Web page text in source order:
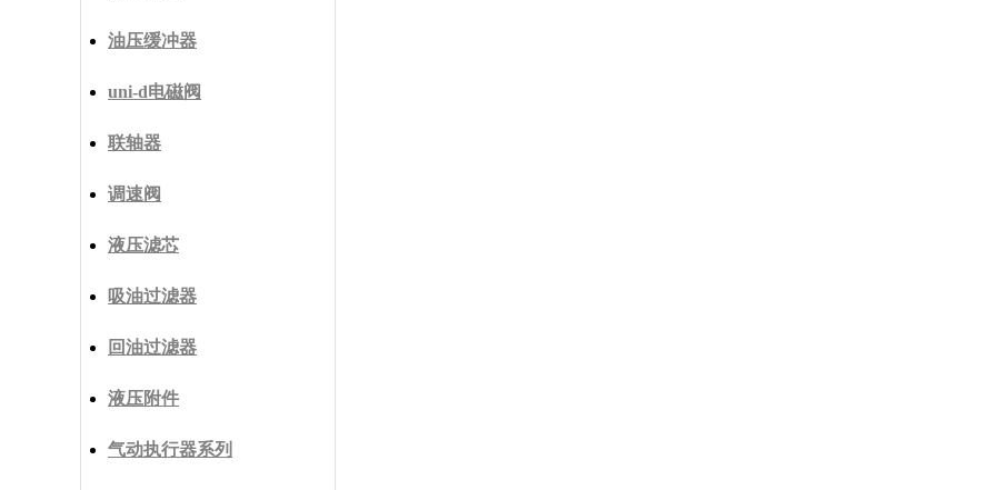
油压缓冲器
uni-d电磁阀
联轴器
调速阀
液压滤芯
吸油过滤器
回油过滤器
液压附件
气动执行器系列